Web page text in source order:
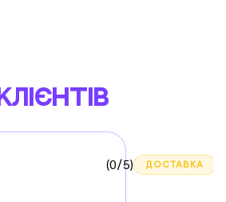
КЛІЄНТІВ
(0/5) ДОСТАВКА